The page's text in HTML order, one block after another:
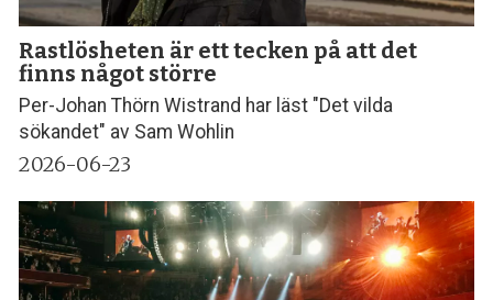
Rastlösheten är ett tecken på att det
finns något större
Per-Johan Thörn Wistrand har läst "Det vilda
sökandet" av Sam Wohlin
2026-06-23